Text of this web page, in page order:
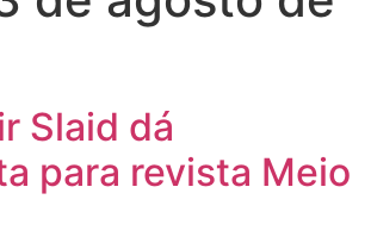
Slaid dá
para revista Meio